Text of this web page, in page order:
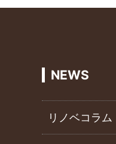
NEWS
リノベコラム